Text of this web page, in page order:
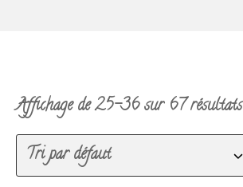
Affichage de 25–36 sur 67 résultats